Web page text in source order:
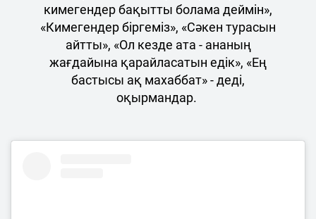
кимегендер бақытты болама деймін»,
«Кимегендер біргеміз», «Сәкен турасын
айтты», «Ол кезде ата - ананың
жағдайына қарайласатын едік», «Ең
бастысы ақ махаббат» - деді,
оқырмандар.